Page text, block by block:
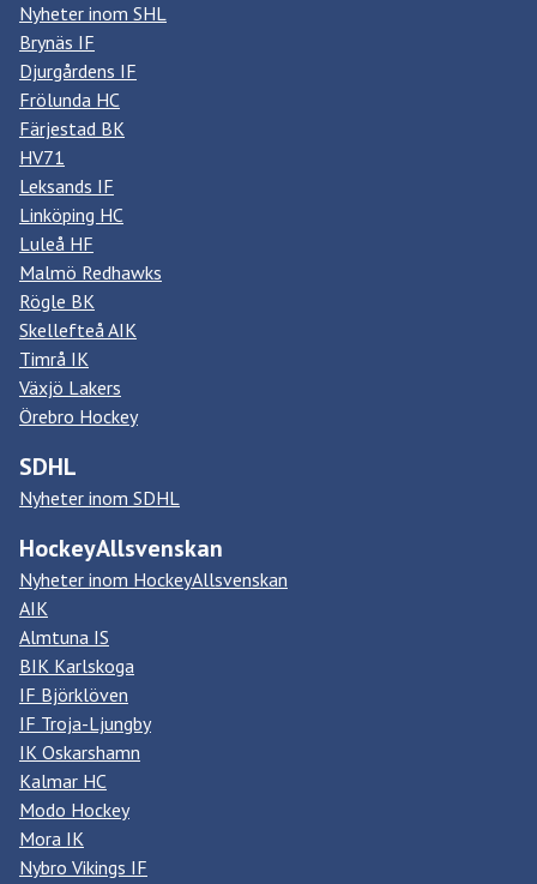
Nyheter inom SHL
Brynäs IF
Djurgårdens IF
Frölunda HC
Färjestad BK
HV71
Leksands IF
Linköping HC
Luleå HF
Malmö Redhawks
Rögle BK
Skellefteå AIK
Timrå IK
Växjö Lakers
Örebro Hockey
SDHL
Nyheter inom SDHL
HockeyAllsvenskan
Nyheter inom HockeyAllsvenskan
AIK
Almtuna IS
BIK Karlskoga
IF Björklöven
IF Troja-Ljungby
IK Oskarshamn
Kalmar HC
Modo Hockey
Mora IK
Nybro Vikings IF